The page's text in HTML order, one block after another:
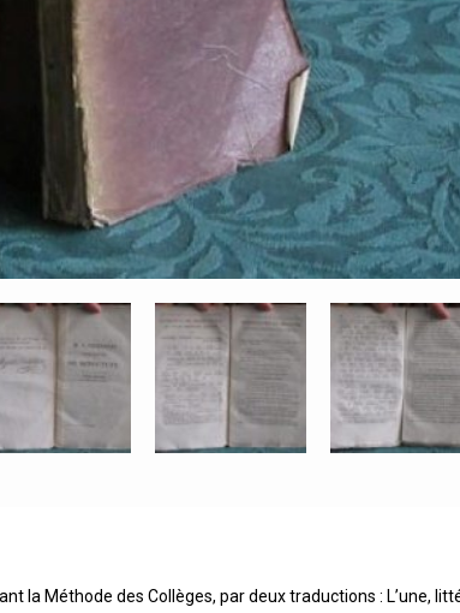
la Méthode des Collèges, par deux traductions : L’une,